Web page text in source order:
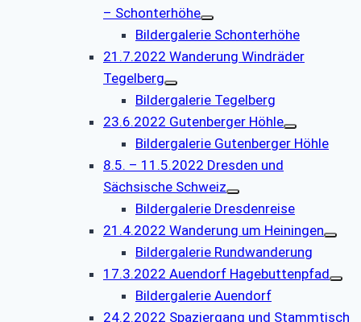
– Schonterhöhe
Bildergalerie Schonterhöhe
21.7.2022 Wanderung Windräder
Tegelberg
Bildergalerie Tegelberg
23.6.2022 Gutenberger Höhle
Bildergalerie Gutenberger Höhle
8.5. – 11.5.2022 Dresden und
Sächsische Schweiz
Bildergalerie Dresdenreise
21.4.2022 Wanderung um Heiningen
Bildergalerie Rundwanderung
17.3.2022 Auendorf Hagebuttenpfad
Bildergalerie Auendorf
24.2.2022 Spaziergang und Stammtisch